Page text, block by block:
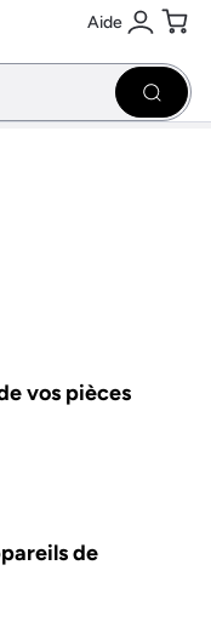
Aide
Se
vos pièces
de